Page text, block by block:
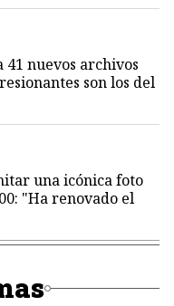
41 nuevos archivos
son los del
una icónica foto
"Ha renovado el